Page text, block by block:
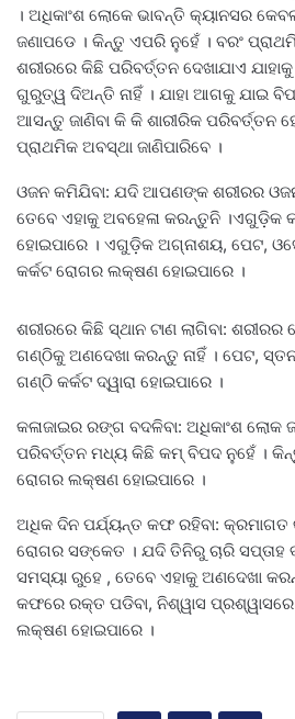
। ଅଧିକାଂଶ ଲୋକେ ଭାବନ୍ତି କ୍ୟାନସର
ଜଣାପଡେ । କିନ୍ତୁ ଏପରି ନୁହେଁ । ବରଂ
ଶରୀରରେ କିଛି ପରିବର୍ତ୍ତନ ଦେଖାଯାଏ
ଗୁରୁତ୍ୱ ଦିଅନ୍ତି ନାହିଁ । ଯାହା ଆଗକୁ ଯାଇ
ଆସନ୍ତୁ ଜାଣିବା କି କି ଶାରୀରିକ ପରିବର୍ତ୍ତନ
ପ୍ରାଥମିକ ଅବସ୍ଥା ଜାଣିପାରିବେ ।
ଓଜନ କମିଯିବା: ଯଦି ଆପଣଙ୍କ ଶରୀରର
ତେବେ ଏହାକୁ ଅବହେଳା କରନ୍ତୁନି ।ଏଗୁଡ଼ିକ
ହୋଇପାରେ । ଏଗୁଡ଼ିକ ଅଗ୍ନାଶୟ, ପେଟ,
କର୍କଟ ରୋଗର ଲକ୍ଷଣ ହୋଇପାରେ ।
ଶରୀରରେ କିଛି ସ୍ଥାନ ଟାଣ ଲାଗିବା:
ଗଣ୍ଠିକୁ ଅଣଦେଖା କରନ୍ତୁ ନାହିଁ । ପେଟ,
ଗଣ୍ଠି କର୍କଟ ଦ୍ୱାରା ହୋଇପାରେ ।
କଳାଜାଇର ରଙ୍ଗ ବଦଳିବା: ଅଧିକାଂଶ ଲୋକ
ପରିବର୍ତ୍ତନ ମଧ୍ୟ କିଛି କମ୍ ବିପଦ ନୁହେଁ ।
ରୋଗର ଲକ୍ଷଣ ହୋଇପାରେ ।
ଅଧିକ ଦିନ ପର୍ଯ୍ୟନ୍ତ କଫ ରହିବା: କ୍ରମାଗତ
ରୋଗର ସଙ୍କେତ । ଯଦି ତିନିରୁ ଚାରି
ସମସ୍ୟା ରୁହେ , ତେବେ ଏହାକୁ ଅଣଦେଖା
କଫରେ ରକ୍ତ ପଡିବା, ନିଶ୍ୱାସ
ଲକ୍ଷଣ ହୋଇପାରେ ।